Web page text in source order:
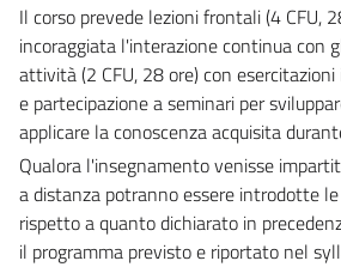
Il corso prevede lezioni frontali (4 CFU,
incoraggiata l'interazione continua con
attività (2 CFU, 28 ore) con
e partecipazione a seminari per
applicare la conoscenza acquisita
Qualora l'insegnamento venisse
a distanza potranno essere introdotte
rispetto a quanto dichiarato in
il programma previsto e riportato nel